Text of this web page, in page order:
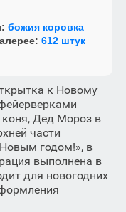
божия коровка
612 штук
к Новому
Дед Мороз в
части
годом!», в
выполнена в
для новогодних